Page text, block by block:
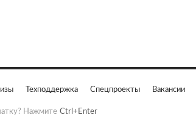
Техподдержка Спецпроекты Вакансии
Нажмите Ctrl+Enter